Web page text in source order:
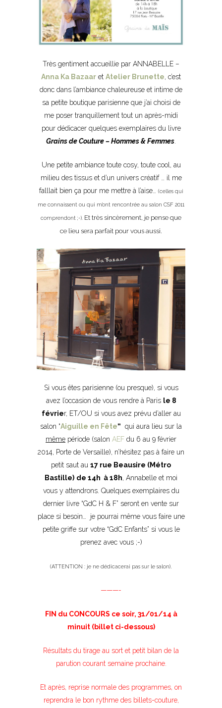
Très gentiment accueillie par ANNABELLE –
Anna Ka Bazaar et Atelier Brunette, c’est
donc dans l’ambiance chaleureuse et intime de
sa petite boutique parisienne que j’ai choisi de
me poser tranquillement tout un après-midi
pour dédicacer quelques exemplaires du livre
Grains de Couture – Hommes & Femmes
Une petite ambiance toute cosy, toute cool, au
milieu des tissus et d’un univers créatif … il me
falllait bien ça pour me mettre à l’aise…
(celles qui
me connaissent ou qui m’ont rencontrée au salon CSF 2011
comprendont ;-). Et très sincèrement, je pense que
ce lieu sera parfait pour vous aussi.
Si vous êtes parisienne (ou presque), si vous
avez l’occasion de vous rendre à Paris le 8
février, ET/OU si vous avez prévu d’aller au
salon “Aiguille en Fête“ qui aura lieu sur la
même période (salon AEF du 6 au 9 février
2014, Porte de Versaille), n’hésitez pas à faire un
petit saut au 17 rue Beausire (Métro
Bastille) de 14h à 18h, Annabelle et moi
vous y attendrons. Quelques exemplaires du
dernier livre “GdC H & F” seront en vente sur
place si besoin… je pourrai même vous faire une
petite griffe sur votre “GdC Enfants” si vous le
prenez avec vous ;-)
(ATTENTION : je ne dédicacerai pas sur le salon)
———-
FIN du CONCOURS ce soir, 31/01/14 à
minuit (billet ci-dessous)
Résultats du tirage au sort et petit bilan de la
parution courant semaine prochaine.
Et après, reprise normale des programmes, on
reprendra le bon rythme des billets-couture,